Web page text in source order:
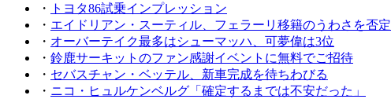
・
トヨタ86試乗インプレッション
・ エイドリアン・スーティル、フェラーリ移籍のうわさを否定
・ オーバーテイク最多はシューマッハ、可夢偉は3位
・ 鈴鹿サーキットのファン感謝イベントに無料でご招待
・ セバスチャン・ベッテル、新車完成を待ちわびる
・ ニコ・ヒュルケンベルグ「確定するまでは不安だった」